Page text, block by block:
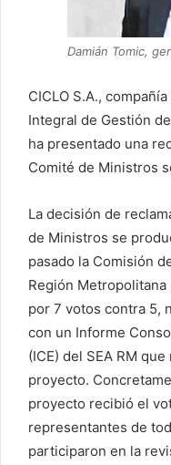
Damián Tomic,
CICLO S.A.,
Integral de Gestión
ha presentado una
Comité de Ministros
La decisión de
de Ministros se
pasado la Comisión
Región Metropolitana
por 7 votos contra 5,
con un Informe
(ICE) del SEA RM
proyecto.
proyecto recibió el
representantes de
participaron en la